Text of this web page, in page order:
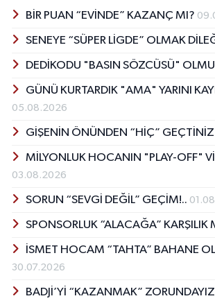
BİR PUAN “EVİNDE” KAZANÇ MI?
SENEYE “SÜPER LİGDE” OLMAK
DEDİKODU "BASIN SÖZCÜSÜ"
GÜNÜ KURTARDIK "AMA" YARINI
05.08.2026
GİŞENİN ÖNÜNDEN “HİÇ”
MİLYONLUK HOCANIN "PLAY-OFF"
03.08.2026
SORUN “SEVGİ DEĞİL” GEÇİM!..
SPONSORLUK “ALACAĞA” KARŞILIK
İSMET HOCAM “TAHTA” BAHANE
30.07.2026
BADJİ’Yİ “KAZANMAK”